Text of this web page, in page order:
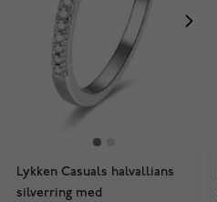
Lykken Casuals halvallians
silverring med